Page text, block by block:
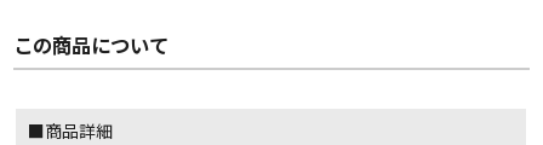
この商品について
■商品詳細